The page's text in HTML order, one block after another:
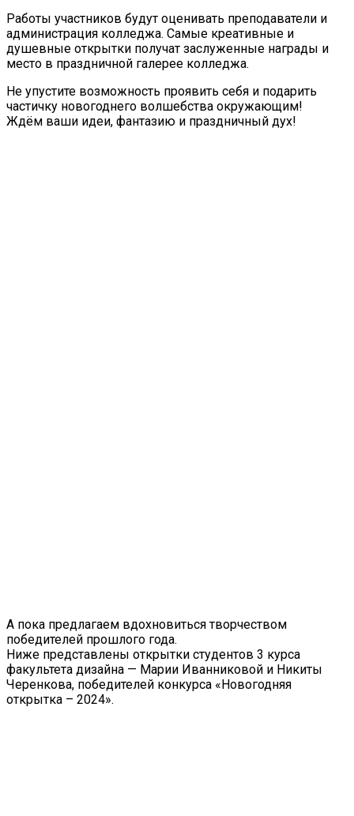
Работы участников будут оценивать преподаватели и
администрация колледжа. Самые креативные и
душевные открытки получат заслуженные награды и
место в праздничной галерее колледжа.
Не упустите возможность проявить себя и подарить
частичку новогоднего волшебства окружающим!
Ждём ваши идеи, фантазию и праздничный дух!
А пока предлагаем вдохновиться творчеством
победителей прошлого года.
Ниже представлены открытки студентов 3 курса
факультета дизайна — Марии Иванниковой и Никиты
Черенкова, победителей конкурса «Новогодняя
открытка – 2024».